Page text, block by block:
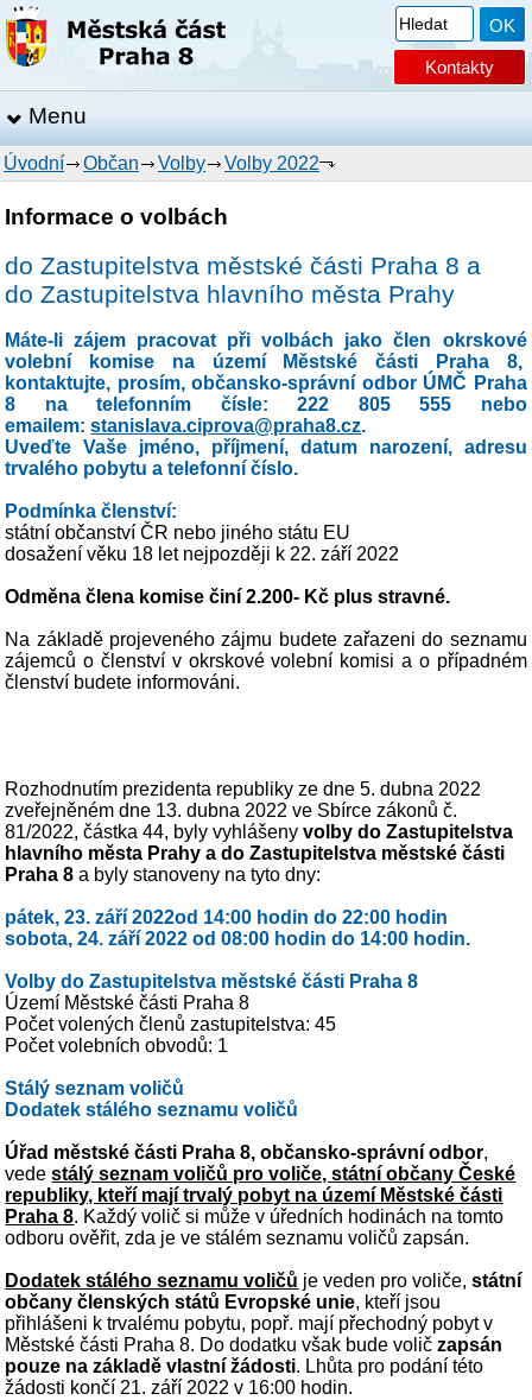
Kontakty
Menu
Úvodní Občan Volby Volby 2022
Informace o volbách
do Zastupitelstva městské části Praha 8 a
do Zastupitelstva hlavního města Prahy
Máte-li zájem pracovat při volbách jako člen okrskové
volební komise na území Městské části Praha 8,
kontaktujte, prosím, občansko-správní odbor ÚMČ Praha
8 na telefonním čísle: 222 805 555 nebo
emailem:stanislava.ciprova@praha8.cz.
Uveďte Vaše jméno, příjmení, datum narození, adresu
trvalého pobytu a telefonní číslo.
Podmínka členství:
státní občanství ČR nebo jiného státu EU
dosažení věku 18 let nejpozději k 22. září 2022
Odměna člena komise činí 2.200- Kč plus stravné.
Na základě projeveného zájmu budete zařazeni do seznamu
zájemců o členství v okrskové volební komisi a o případném
členství budete informováni.
Rozhodnutím prezidenta republiky ze dne 5. dubna 2022
zveřejněném dne 13. dubna 2022 ve Sbírce zákonů č.
81/2022, částka 44, byly vyhlášenyvolby do Zastupitelstva
hlavního města Prahy a do Zastupitelstva městské části
Praha 8 a byly stanoveny na tyto dny:
pátek, 23. září 2022od 14:00 hodin do 22:00 hodin
sobota, 24. září 2022 od 08:00 hodin do 14:00 hodin.
Volby do Zastupitelstva městské části Praha 8
Území Městské části Praha 8
Počet volených členů zastupitelstva: 45
Počet volebních obvodů: 1
Stálý seznam voličů
Dodatek stálého seznamu voličů
Úřad městské části Praha 8, občansko-správní odbor,
vedestálý seznam voličů pro voliče, státní občany České
republiky, kteří mají trvalý pobyt na území Městské části
Praha 8. Každý volič si může v úředních hodinách na tomto
odboru ověřit, zda je ve stálém seznamu voličů zapsán.
Dodatek stálého seznamu voličů je veden pro voliče,státní
občany členských států Evropské unie, kteří jsou
přihlášeni k trvalému pobytu, popř. mají přechodný pobyt v
Městské části Praha 8. Do dodatku však bude voličzapsán
pouze na základě vlastní žádosti. Lhůta pro podání této
žádosti končí 21. září 2022 v 16:00 hodin.